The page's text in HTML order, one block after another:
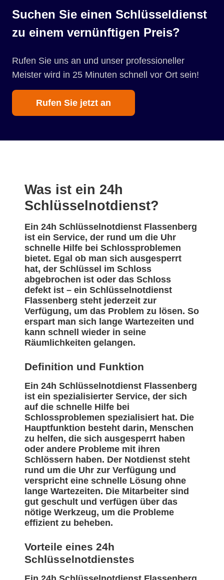
Suchen Sie einen Schlüsseldienst
zu einem vernünftigen Preis?
Rufen Sie uns an und unser professioneller
Meister wird in 25 Minuten schnell vor Ort sein!
Rufen Sie jetzt an
Was ist ein 24h
Schlüsselnotdienst?
Ein 24h Schlüsselnotdienst Flassenberg
ist ein Service, der rund um die Uhr
schnelle Hilfe bei Schlossproblemen
bietet. Egal ob man sich ausgesperrt
hat, der Schlüssel im Schloss
abgebrochen ist oder das Schloss
defekt ist – ein Schlüsselnotdienst
Flassenberg steht jederzeit zur
Verfügung, um das Problem zu lösen. So
erspart man sich lange Wartezeiten und
kann schnell wieder in seine
Räumlichkeiten gelangen.
Definition und Funktion
Ein 24h Schlüsselnotdienst Flassenberg
ist ein spezialisierter Service, der sich
auf die schnelle Hilfe bei
Schlossproblemen spezialisiert hat. Die
Hauptfunktion besteht darin, Menschen
zu helfen, die sich ausgesperrt haben
oder andere Probleme mit ihren
Schlössern haben. Der Notdienst steht
rund um die Uhr zur Verfügung und
verspricht eine schnelle Lösung ohne
lange Wartezeiten. Die Mitarbeiter sind
gut geschult und verfügen über das
nötige Werkzeug, um die Probleme
effizient zu beheben.
Vorteile eines 24h
Schlüsselnotdienstes